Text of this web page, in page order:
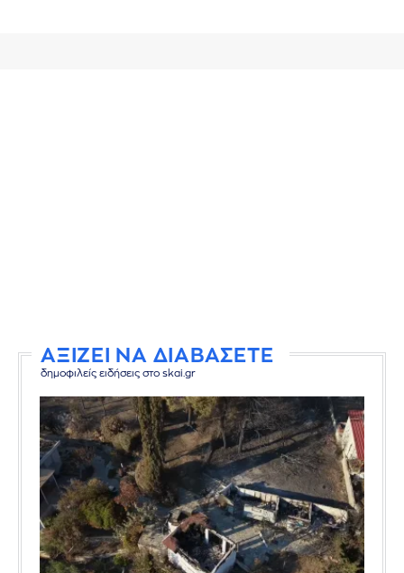
ΑΞΙΖΕΙ ΝΑ ΔΙΑΒΑΣΕΤΕ
δημοφιλείς ειδήσεις στο skai.gr